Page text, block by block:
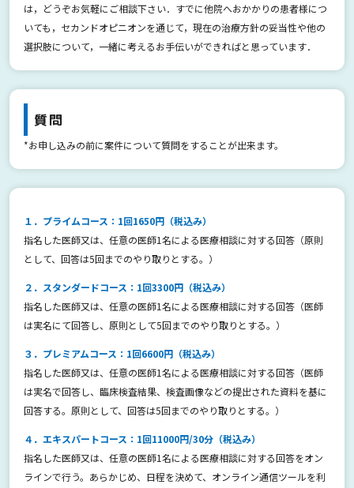
は，どうぞお気軽にご相談下さい．すでに他院へおかかりの患者様につ
いても，セカンドオピニオンを通じて，現在の治療方針の妥当性や他の
選択肢について，一緒に考えるお手伝いができればと思っています．
質問
*お申し込みの前に案件について質問をすることが出来ます。
１．プライムコース：1回1650円（税込み）
指名した医師又は、任意の医師1名による医療相談に対する回答（原則
として、回答は5回までのやり取りとする。）
２．スタンダードコース：1回3300円（税込み）
指名した医師又は、任意の医師1名による医療相談に対する回答（医師
は実名にて回答し、原則として5回までのやり取りとする。）
３．プレミアムコース：1回6600円（税込み）
指名した医師又は、任意の医師1名による医療相談に対する回答（医師
は実名で回答し、臨床検査結果、検査画像などの提出された資料を基に
回答する。原則として、回答は5回までのやり取りとする。）
４．エキスパートコース：1回11000円/30分（税込み）
指名した医師又は、任意の医師1名による医療相談に対する回答をオン
ラインで行う。あらかじめ、日程を決めて、オンライン通信ツールを利